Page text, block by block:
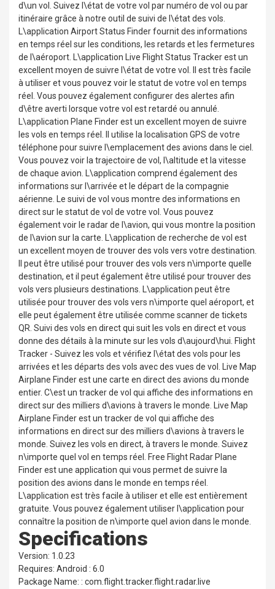
d\un vol. Suivez l\état de votre vol par numéro de vol ou par
itinéraire grâce à notre outil de suivi de l\état des vols.
L\application Airport Status Finder fournit des informations
en temps réel sur les conditions, les retards et les fermetures
de l\aéroport. L\application Live Flight Status Tracker est un
excellent moyen de suivre l\état de votre vol. Il est très facile
à utiliser et vous pouvez voir le statut de votre vol en temps
réel. Vous pouvez également configurer des alertes afin
d\être averti lorsque votre vol est retardé ou annulé.
L\application Plane Finder est un excellent moyen de suivre
les vols en temps réel. Il utilise la localisation GPS de votre
téléphone pour suivre l\emplacement des avions dans le ciel.
Vous pouvez voir la trajectoire de vol, l\altitude et la vitesse
de chaque avion. L\application comprend également des
informations sur l\arrivée et le départ de la compagnie
aérienne. Le suivi de vol vous montre des informations en
direct sur le statut de vol de votre vol. Vous pouvez
également voir le radar de l\avion, qui vous montre la position
de l\avion sur la carte. L\application de recherche de vol est
un excellent moyen de trouver des vols vers votre destination.
Il peut être utilisé pour trouver des vols vers n\importe quelle
destination, et il peut également être utilisé pour trouver des
vols vers plusieurs destinations. L\application peut être
utilisée pour trouver des vols vers n\importe quel aéroport, et
elle peut également être utilisée comme scanner de tickets
QR. Suivi des vols en direct qui suit les vols en direct et vous
donne des détails à la minute sur les vols d\aujourd\hui. Flight
Tracker - Suivez les vols et vérifiez l\état des vols pour les
arrivées et les départs des vols avec des vues de vol. Live Map
Airplane Finder est une carte en direct des avions du monde
entier. C\est un tracker de vol qui affiche des informations en
direct sur des milliers d\avions à travers le monde. Live Map
Airplane Finder est un tracker de vol qui affiche des
informations en direct sur des milliers d\avions à travers le
monde. Suivez les vols en direct, à travers le monde. Suivez
n\importe quel vol en temps réel. Free Flight Radar Plane
Finder est une application qui vous permet de suivre la
position des avions dans le monde en temps réel.
L\application est très facile à utiliser et elle est entièrement
gratuite. Vous pouvez également utiliser l\application pour
connaître la position de n\importe quel avion dans le monde.
Specifications
Version: 1.0.23
Requires: Android : 6.0
Package Name: : com.flight.tracker.flight.radar.live